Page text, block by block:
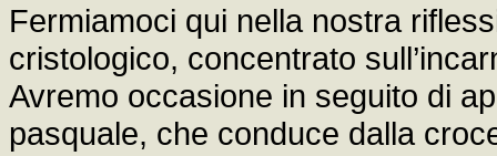
Fermiamoci qui nella nostra
cristologico, concentrato
Avremo occasione in seguito di
pasquale, che conduce dalla